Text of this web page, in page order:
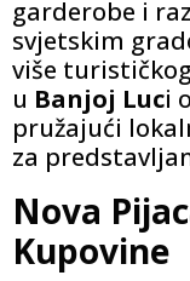
garderobe i
svjetskim
više
u Banjoj Luci
pružajući
za
Nova
Kupovine